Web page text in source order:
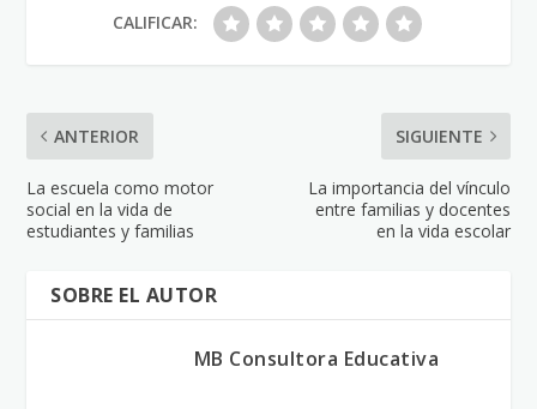
CALIFICAR:
ANTERIOR
La escuela como motor
social en la vida de
estudiantes y familias
SIGUIENTE
La importancia del vínculo
entre familias y docentes
en la vida escolar
SOBRE EL AUTOR
MB Consultora Educativa